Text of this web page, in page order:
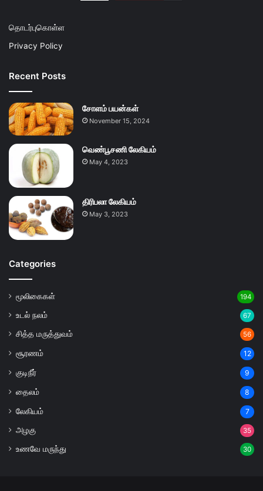
தொடர்புகொள்ள
Privacy Policy
Recent Posts
சோளம் பயன்கள்
November 15, 2024
வெண்பூசணி லேகியம்
May 4, 2023
திரிபலா லேகியம்
May 3, 2023
Categories
மூலிகைகள் 194
உடல் நலம் 67
சித்த மருத்துவம் 56
சூரணம் 12
குடிநீர் 9
தைலம் 8
லேகியம் 7
அழகு 35
உணவே மருந்து 30